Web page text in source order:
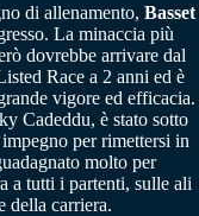
di allenamento, Basset
La minaccia più
dovrebbe arrivare dal
Race a 2 anni ed è
vigore ed efficacia.
Cadeddu, è stato sotto
per rimettersi in
molto per
a tutti i partenti, sulle ali
della carriera.